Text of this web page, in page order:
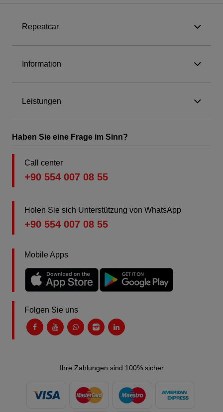
Repeatcar
Information
Leistungen
Haben Sie eine Frage im Sinn?
Call center
+90 554 007 08 55
Holen Sie sich Unterstützung von WhatsApp
+90 554 007 08 55
Mobile Apps
Folgen Sie uns
Ihre Zahlungen sind 100% sicher